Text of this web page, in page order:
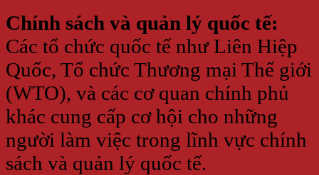
Chính sách và quản lý quốc tế:
Các tổ chức quốc tế như Liên Hiệp
Quốc, Tổ chức Thương mại Thế giới
(WTO), và các cơ quan chính phủ
khác cung cấp cơ hội cho những
người làm việc trong lĩnh vực chính
sách và quản lý quốc tế.